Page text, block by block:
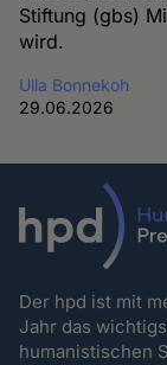
Stiftung (gbs)
wird.
Ulla Bonnekoh
29.06.2026
Der hpd ist mit
Jahr das
humanistischen